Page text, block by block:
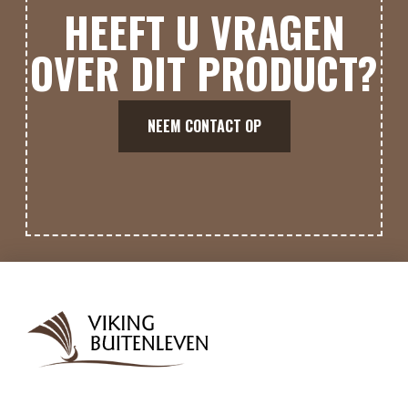
HEEFT U VRAGEN
OVER DIT PRODUCT?
NEEM CONTACT OP